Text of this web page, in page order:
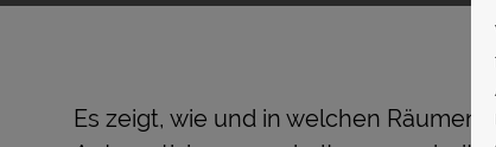
Es zeigt, wie und in welchen Räumen